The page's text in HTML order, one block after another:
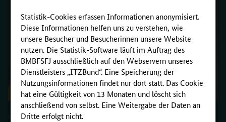
Statistik-Cookies erfassen Informationen anonymisiert.
Diese Informationen helfen uns zu verstehen, wie
unsere Besucher und Besucherinnen unsere Website
nutzen. Die Statistik-Software läuft im Auftrag des
BMBFSFJ ausschließlich auf den Webservern unseres
Dienstleisters „ITZBund“. Eine Speicherung der
Nutzungsinformationen findet nur dort statt. Das Cookie
hat eine Gültigkeit von 13 Monaten und löscht sich
anschließend von selbst. Eine Weitergabe der Daten an
Dritte erfolgt nicht.
privat, Fabian Ernstberger